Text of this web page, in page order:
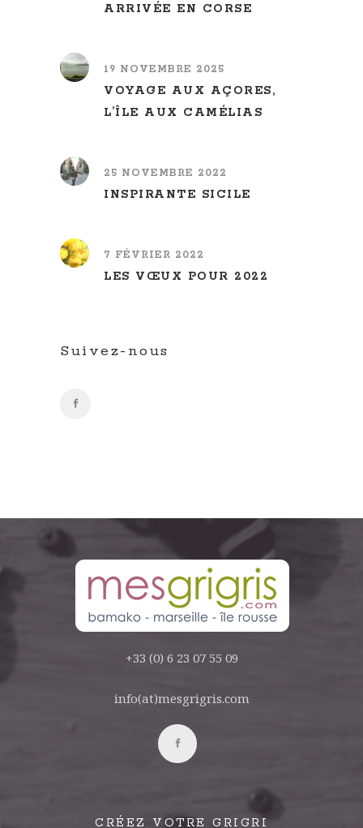
ARRIVÉE EN CORSE
19 NOVEMBRE 2025
VOYAGE AUX AÇORES,
L’ÎLE AUX CAMÉLIAS
25 NOVEMBRE 2022
INSPIRANTE SICILE
7 FÉVRIER 2022
LES VŒUX POUR 2022
Suivez-nous
+33 (0) 6 23 07 55 09
info(at)mesgrigris.com
CRÉEZ VOTRE GRIGRI